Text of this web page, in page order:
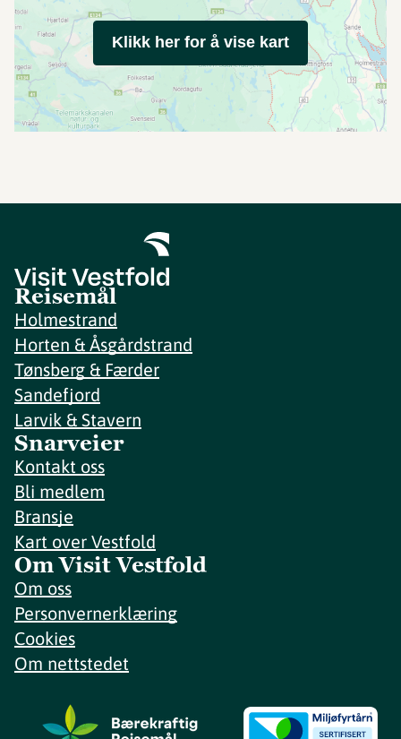
Klikk her for å vise kart
Reisemål
Holmestrand
Horten & Åsgårdstrand
Tønsberg & Færder
Sandefjord
Larvik & Stavern
Snarveier
Kontakt oss
Bli medlem
Bransje
Kart over Vestfold
Om Visit Vestfold
Om oss
Personvernerklæring
Cookies
Om nettstedet